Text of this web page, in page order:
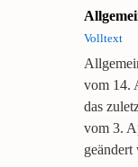
Volltext
vom 14.
das
vom 3.